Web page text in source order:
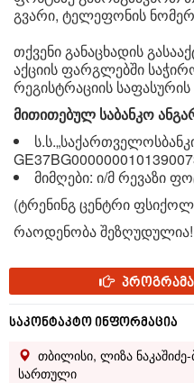
გვარი, ტელეფონის
თქვენი განაცხადის
აქციის ფარგლებში
რეგისტრაციის საფასურის
მითითებულ საბანკო
მიმღები: ი/მ რევაზი
(ტრენინგ ცენტრი
რაოდენობა შეზღუდულია!
საკონტაკტო ინფორმაცია
თბილისი, ლიზა
სართული